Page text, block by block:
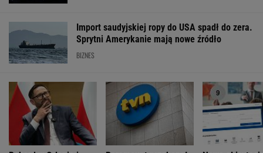
Import saudyjskiej ropy do USA spadł do zera.
Sprytni Amerykanie mają nowe źródło
BIZNES